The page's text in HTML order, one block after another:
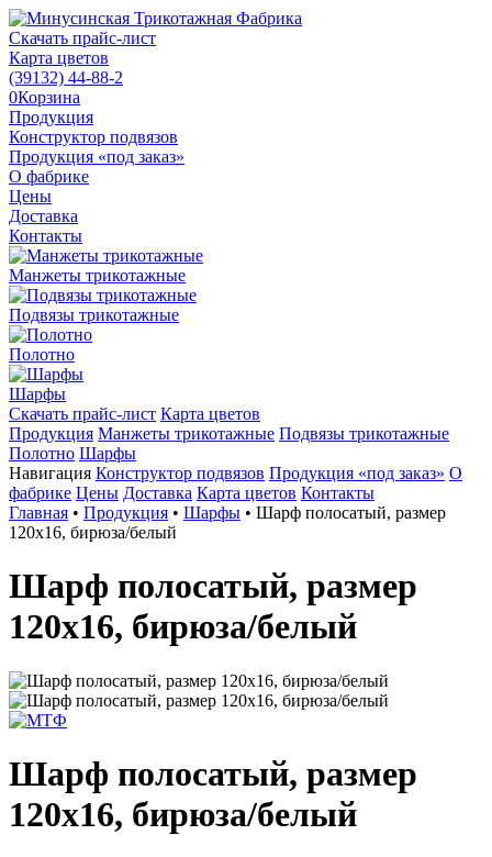
Скачать прайс-лист
Карта цветов
(39132) 44-88-2
0Корзина
Продукция
Конструктор подвязов
Продукция «под заказ»
О фабрике
Цены
Доставка
Контакты
Манжеты трикотажные
Подвязы трикотажные
Полотно
Шарфы
Скачать прайс-лист Карта цветов
Продукция Манжеты трикотажные Подвязы трикотажные
Полотно Шарфы
Навигация Конструктор подвязов Продукция «под заказ» О
фабрике Цены Доставка Карта цветов Контакты
Главная • Продукция • Шарфы • Шарф полосатый, размер
120х16, бирюза/белый
Шарф полосатый, размер
120х16, бирюза/белый
Шарф полосатый, размер
120х16, бирюза/белый